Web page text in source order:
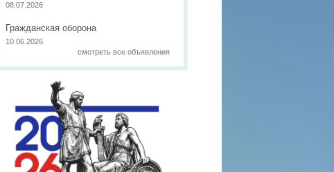
08.07.2026
Гражданская оборона
10.06.2026
смотреть все объявления